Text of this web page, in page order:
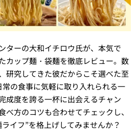
ターの大和イチロウ氏が、本気で
カップ麺・袋麺を徹底レビュー。数
研究してきた彼だからこそ選べた至
の食事に気軽に取り入れられる一
成度を誇る一杯に出会えるチャン
べ方のコツも合わせてチェックし、
イフ”を格上げしてみませんか？